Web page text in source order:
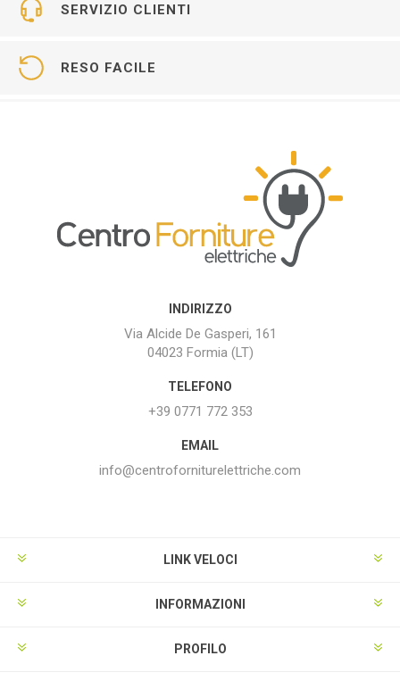
SERVIZIO CLIENTI
RESO FACILE
INDIRIZZO
Via Alcide De Gasperi, 161
04023 Formia (LT)
TELEFONO
+39 0771 772 353
EMAIL
info@centroforniturelettriche.com
LINK VELOCI
INFORMAZIONI
PROFILO